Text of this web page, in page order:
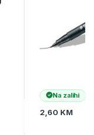
Na zalihi
2,60 KM